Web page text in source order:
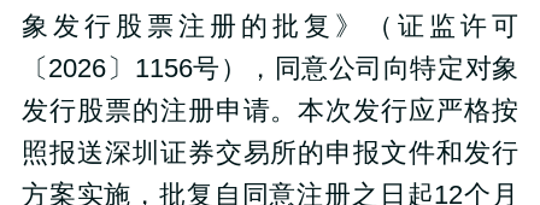
象发行股票注册的批复》（证监许可
〔2026〕1156号），同意公司向特定对象
发行股票的注册申请。本次发行应严格按
照报送深圳证券交易所的申报文件和发行
方案实施，批复自同意注册之日起12个月